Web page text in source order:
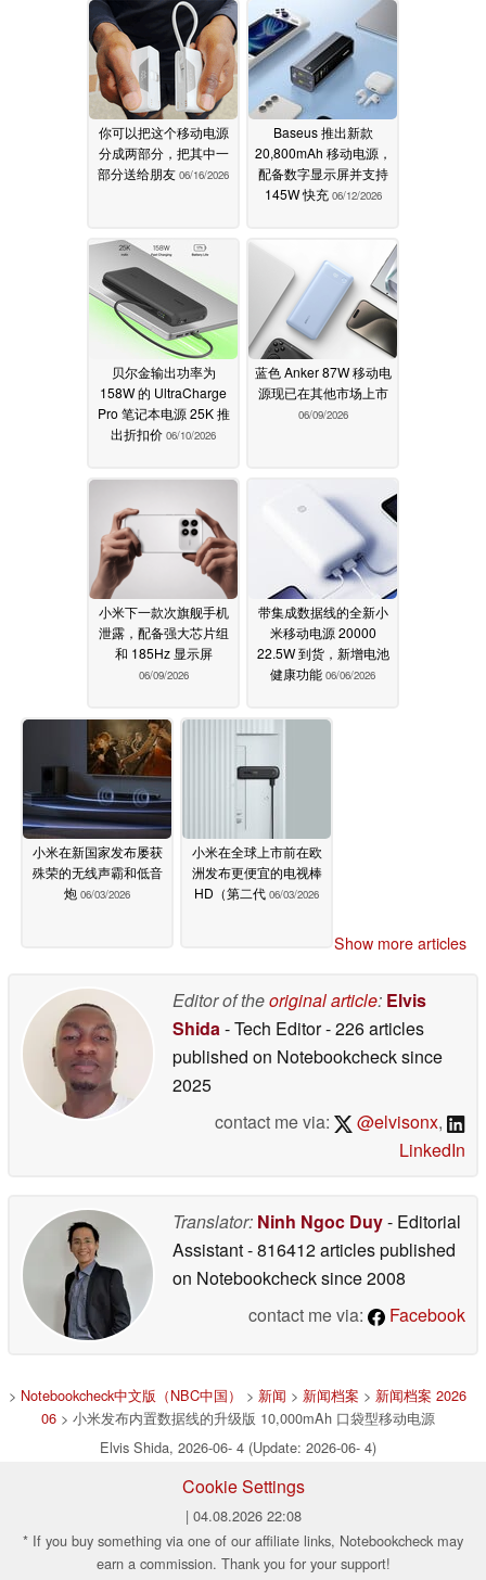
你可以把这个移动电源
分成两部分，把其中一
部分送给朋友 06/16/2026
Baseus 推出新款
20,800mAh 移动电源，
配备数字显示屏并支持
145W 快充 06/12/2026
贝尔金输出功率为
158W 的 UltraCharge
Pro 笔记本电源 25K 推
出折扣价 06/10/2026
蓝色 Anker 87W 移动电
源现已在其他市场上市
06/09/2026
小米下一款次旗舰手机
泄露，配备强大芯片组
和 185Hz 显示屏
06/09/2026
带集成数据线的全新小
米移动电源 20000
22.5W 到货，新增电池
健康功能 06/06/2026
小米在新国家发布屡获
殊荣的无线声霸和低音
炮 06/03/2026
小米在全球上市前在欧
洲发布更便宜的电视棒
HD（第二代 06/03/2026
Show more articles
Editor of theoriginal article: Elvis
Shida- Tech Editor- 226 articles
published on Notebookchecksince
2025
contact me via:
@elvisonx,
LinkedIn
Translator: Ninh Ngoc Duy- Editorial
Assistant- 816412 articles published
on Notebookchecksince 2008
contact me via:
Facebook
> Notebookcheck中文版（NBC中国） > 新闻 > 新闻档案 > 新闻档案 2026
06> 小米发布内置数据线的升级版 10,000mAh 口袋型移动电源
Elvis Shida, 2026-06- 4 (Update: 2026-06- 4)
Cookie Settings
| 04.08.2026 22:08
* If you buy something via one of our affiliate links, Notebookcheck may
earn a commission. Thank you for your support!